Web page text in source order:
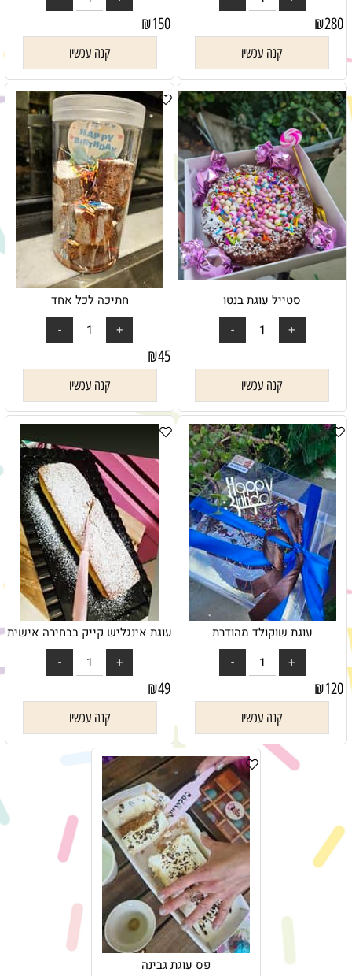
₪280
קנה עכשיו
₪150
קנה עכשיו
סטייל עוגת בנטו
קנה עכשיו
חתיכה לכל אחד
₪45
קנה עכשיו
עוגת שוקולד מהודרת
₪120
קנה עכשיו
עוגת אינגליש קייק בבחירה אישית
₪49
קנה עכשיו
פס עוגת גבינה